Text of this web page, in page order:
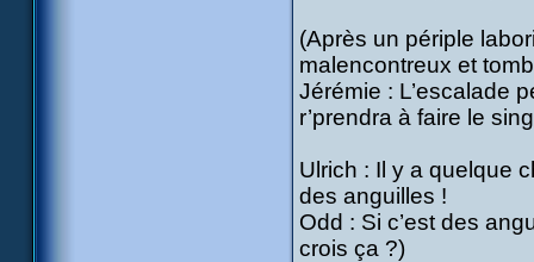
(Après un périple
malencontreux et
Jérémie : L’escalade
r’prendra à faire le
Ulrich : Il y a quelque
des anguilles !
Odd : Si c’est des
crois ça ?)